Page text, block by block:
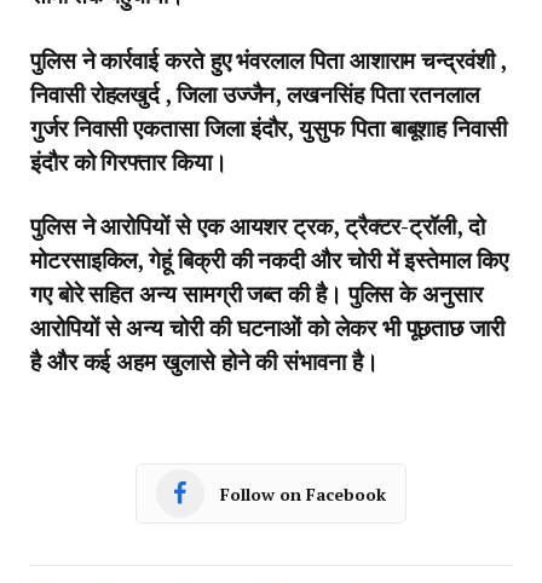
पुलिस ने कार्रवाई करते हुए भंवरलाल पिता आशाराम चन्द्रवंशी ,
निवासी रोहलखुर्द , जिला उज्जैन, लखनसिंह पिता रतनलाल
गुर्जर निवासी एकतासा जिला इंदौर, युसुफ पिता बाबूशाह निवासी
इंदौर को गिरफ्तार किया।
पुलिस ने आरोपियों से एक आयशर ट्रक, ट्रैक्टर-ट्रॉली, दो
मोटरसाइकिल, गेहूं बिक्री की नकदी और चोरी में इस्तेमाल किए
गए बोरे सहित अन्य सामग्री जब्त की है। पुलिस के अनुसार
आरोपियों से अन्य चोरी की घटनाओं को लेकर भी पूछताछ जारी
है और कई अहम खुलासे होने की संभावना है।
Follow on Facebook